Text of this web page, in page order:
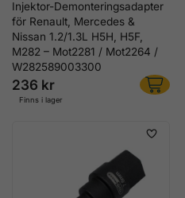
Injektor-Demonteringsadapter
för Renault, Mercedes &
Nissan 1.2/1.3L H5H, H5F,
M282 – Mot2281 / Mot2264 /
W282589003300
236 kr
Finns i lager